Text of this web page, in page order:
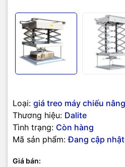
Loại: giá treo máy chiếu
Thương hiệu: Dalite
Tình trạng: Còn hàng
Mã sản phẩm: Đang cập nhật
Giá bán:
lắp đặt
Kích thước hộp lắp
máy
44cm x
gồm
Điện áp AC220V